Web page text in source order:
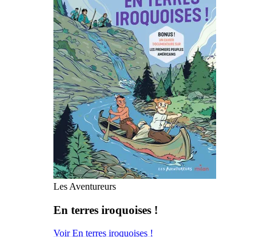
Les Aventureurs
En terres iroquoises !
Voir En terres iroquoises !